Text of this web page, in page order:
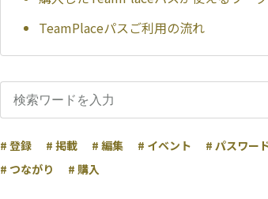
TeamPlaceパスご利用の流れ
# 登録 # 掲載 # 編集 # イベント # パスワー
# つながり
# 購入